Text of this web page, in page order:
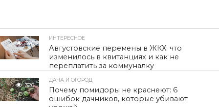
320
ИНТЕРЕСНОЕ
Августовские перемены в ЖКХ: что
изменилось в квитанциях и как не
переплатить за коммуналку
320
ДАЧА И ОГОРОД
Почему помидоры не краснеют: 6
ошибок дачников, которые убивают